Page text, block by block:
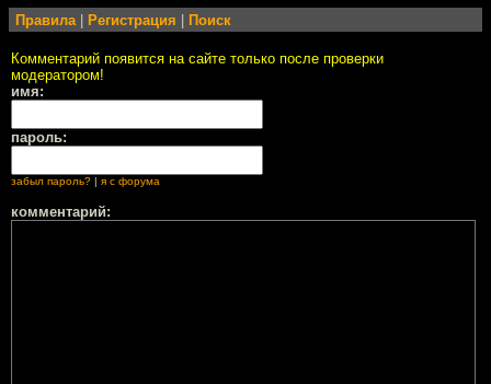
Правила| Регистрация Поиск
Комментарий появится на сайте только после проверки
модератором!
имя:
пароль:
забыл пароль? я с форума
комментарий: